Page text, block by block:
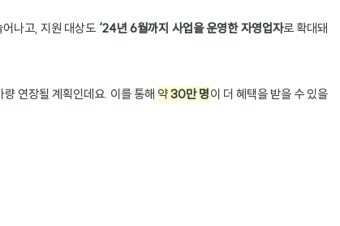
어나고, 지원 대상도 ‘24년 6월까지 사업을 운영한 자영업자로 확대돼
량 연장될 계획인데요. 이를 통해 약 30만 명이 더 혜택을 받을 수 있을